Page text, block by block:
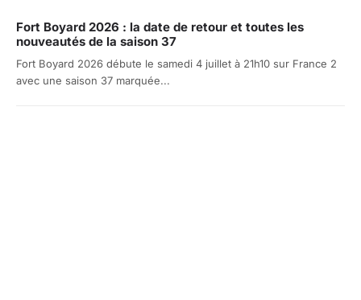
Fort Boyard 2026 : la date de retour et toutes les
nouveautés de la saison 37
Fort Boyard 2026 débute le samedi 4 juillet à 21h10 sur France 2
avec une saison 37 marquée...